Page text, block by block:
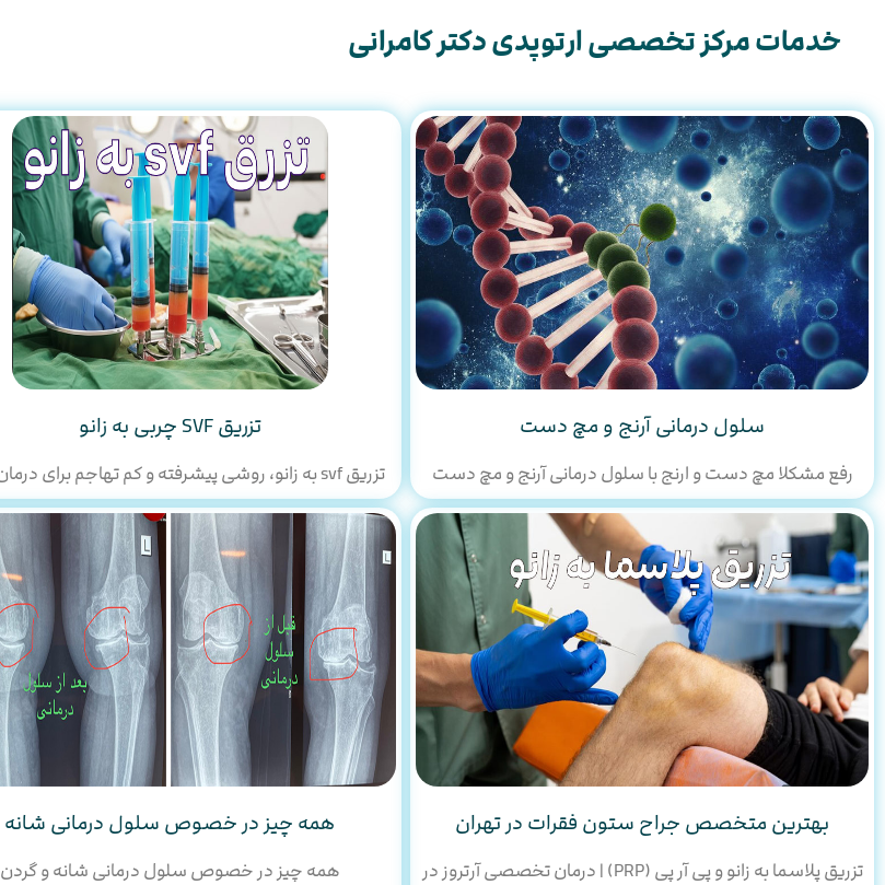
خدمات مرکز تخصصی ارتوپدی دکتر کامرانی
سلول درمانی آرنج و مچ دست
رفع مشکلا مچ دست و ارنج با سلول درمانی آرنج و مچ دست
تزریق SVF چربی به زانو
تزریق svf به زانو، روشی پیشرفته و کم‌ تهاجم برای درمان آرتروز
بهترین متخصص جراح ستون فقرات در تهران
تزریق پلاسما به زانو و پی آر پی (PRP) | درمان تخصصی آرتروز در
همه چیز در خصوص سلول درمانی شانه
همه چیز در خصوص سلول درمانی شانه و گردن